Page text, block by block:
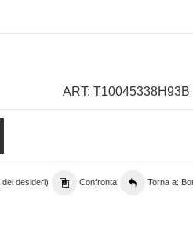
ART:T10045338H93B
dei desideri) Confronta Torna a: